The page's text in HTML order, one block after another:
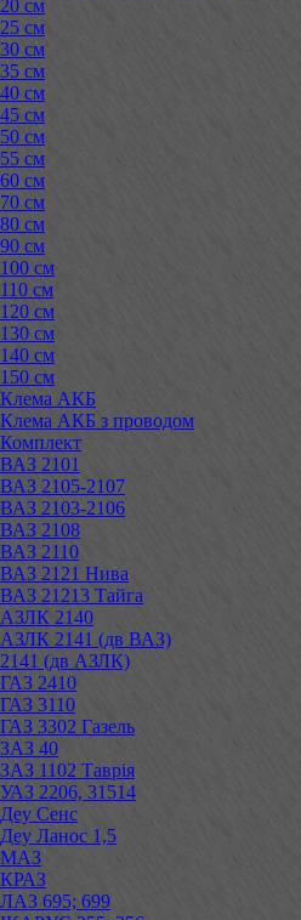
20 см
25 см
30 см
35 см
40 см
45 см
50 см
55 см
60 см
70 см
80 см
90 см
100 см
110 см
120 см
130 см
140 см
150 см
Клема АКБ
Клема АКБ з проводом
Комплект
ВАЗ 2101
ВАЗ 2105-2107
ВАЗ 2103-2106
ВАЗ 2108
ВАЗ 2110
ВАЗ 2121 Нива
ВАЗ 21213 Тайга
АЗЛК 2140
АЗЛК 2141 (дв ВАЗ)
2141 (дв АЗЛК)
ГАЗ 2410
ГАЗ 3110
ГАЗ 3302 Газель
ЗАЗ 40
ЗАЗ 1102 Таврія
УАЗ 2206, 31514
Деу Сенс
Деу Ланос 1,5
МАЗ
КРАЗ
ЛАЗ 695; 699